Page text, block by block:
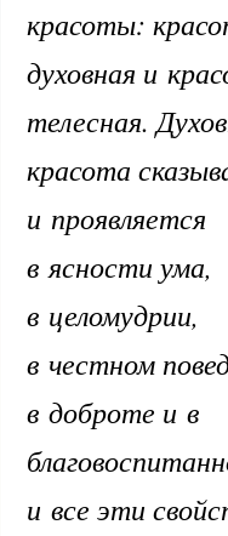
красоты:
духовная и
телесная.
красота
и проявляется
в ясности ума,
в целомудрии,
в честном
в доброте и в
и все эти